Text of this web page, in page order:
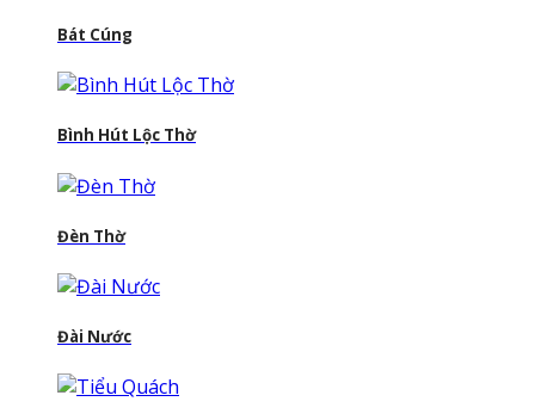
Bát Cúng
Bình Hút Lộc Thờ
Đèn Thờ
Đài Nước